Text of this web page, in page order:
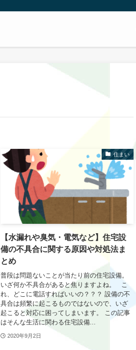
住まい
【水漏れや臭気・電気など】住宅設
備の不具合に関する原因や対処法ま
とめ
普段は問題ないことが当たり前の住宅設備。
いざ何か不具合があると焦りますよね。 こ
れ、どこに電話すればいいの？？？ 設備の不
具合は頻繁に起こるものではないので、いざ
起こると対応に困ってしまいます。 この記事
はそんな生活に関わる住宅設備...
2020年9月2日